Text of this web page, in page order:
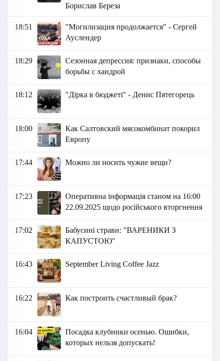
Борислав Береза
18:51
"Могилизация продолжается" - Сергей
Ауслендер
18:29
Сезонная депрессия: признаки, способы
борьбы с хандрой
18:12 "Дірка в бюджеті" - Денис Пятегорець
18:00
Как Салтовский мясокомбинат покорил
Европу
17:44 Можно ли носить чужие вещи?
17:23
Оперативна інформація станом на 16:00
22.09.2025 щодо російського вторгнення
17:02
Бабусині страви: "ВАРЕНИКИ З
КАПУСТОЮ"
16:43 September Living Coffee Jazz
16:22 Как построить счастливый брак?
16:04
Посадка клубники осенью. Ошибки,
которых нельзя допускать!